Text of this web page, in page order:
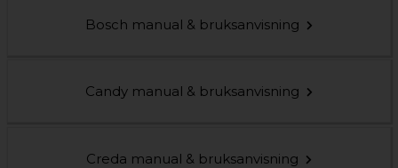
Bosch manual & bruksanvisning
Candy manual & bruksanvisning
Creda manual & bruksanvisning